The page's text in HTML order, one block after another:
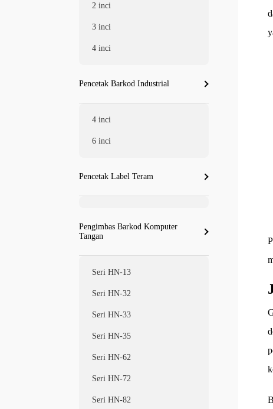
2 inci
3 inci
4 inci
Pencetak Barkod Industrial
4 inci
6 inci
Pencetak Label Teram
Pengimbas Barkod Komputer
Tangan
Seri HN-13
Seri HN-32
Seri HN-33
Seri HN-35
Seri HN-62
Seri HN-72
Seri HN-82